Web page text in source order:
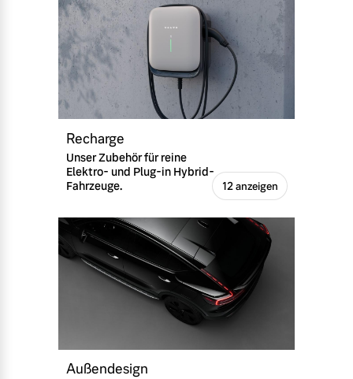
Recharge
Unser Zubehör für reine
Elektro- und Plug-in Hybrid-
Fahrzeuge.
12 anzeigen
Außendesign